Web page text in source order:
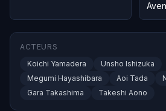
ACTEURS
Koichi Yamadera
Unsho Ishizuka
Megumi Hayashibara
Aoi Tada
Gara Takashima
Takeshi Aono